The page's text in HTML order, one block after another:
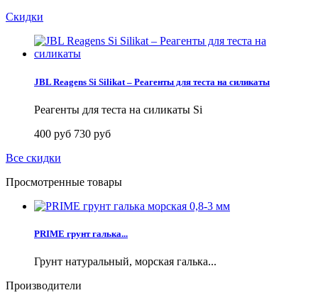
Скидки
JBL Reagens Si Silikat – Реагенты для теста на силикаты
Реагенты для теста на силикаты Si
400 руб 730 руб
Все скидки
Просмотренные товары
PRIME грунт галька...
Грунт натуральный, морская галька...
Производители